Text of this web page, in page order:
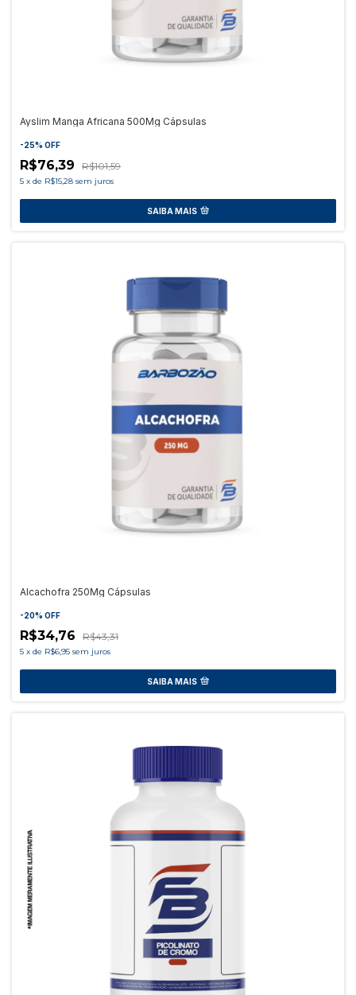
Ayslim Manga Africana 500Mg Cápsulas
-25% OFF
R$76,39 R$101,59
5 x de R$15,28 sem juros
SAIBA MAIS
Alcachofra 250Mg Cápsulas
-20% OFF
R$34,76 R$43,31
5 x de R$6,95 sem juros
SAIBA MAIS